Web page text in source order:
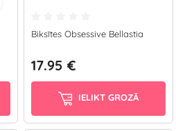
Biksītes Obsessive Bellastia
17.95 €
IELIKT GROZĀ